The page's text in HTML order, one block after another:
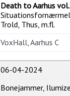
Death to Aarhus
Trold, Thus, m.fl.
VoxHall, Aarhus C
06-04-2024
Bonejammer,